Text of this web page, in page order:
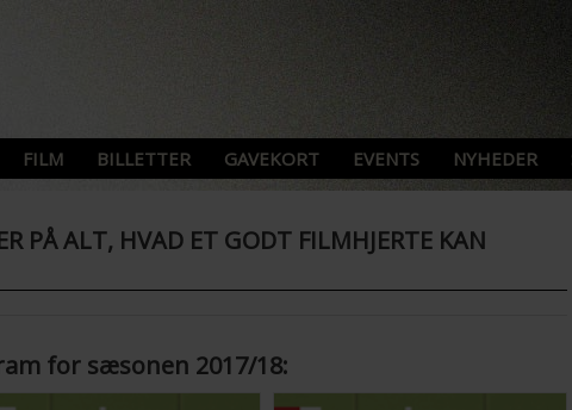
FILM BILLETTER GAVEKORT EVENTS NYHEDER
PÅ ALT, HVAD ET GODT FILMHJERTE KAN
for sæsonen 2017/18: